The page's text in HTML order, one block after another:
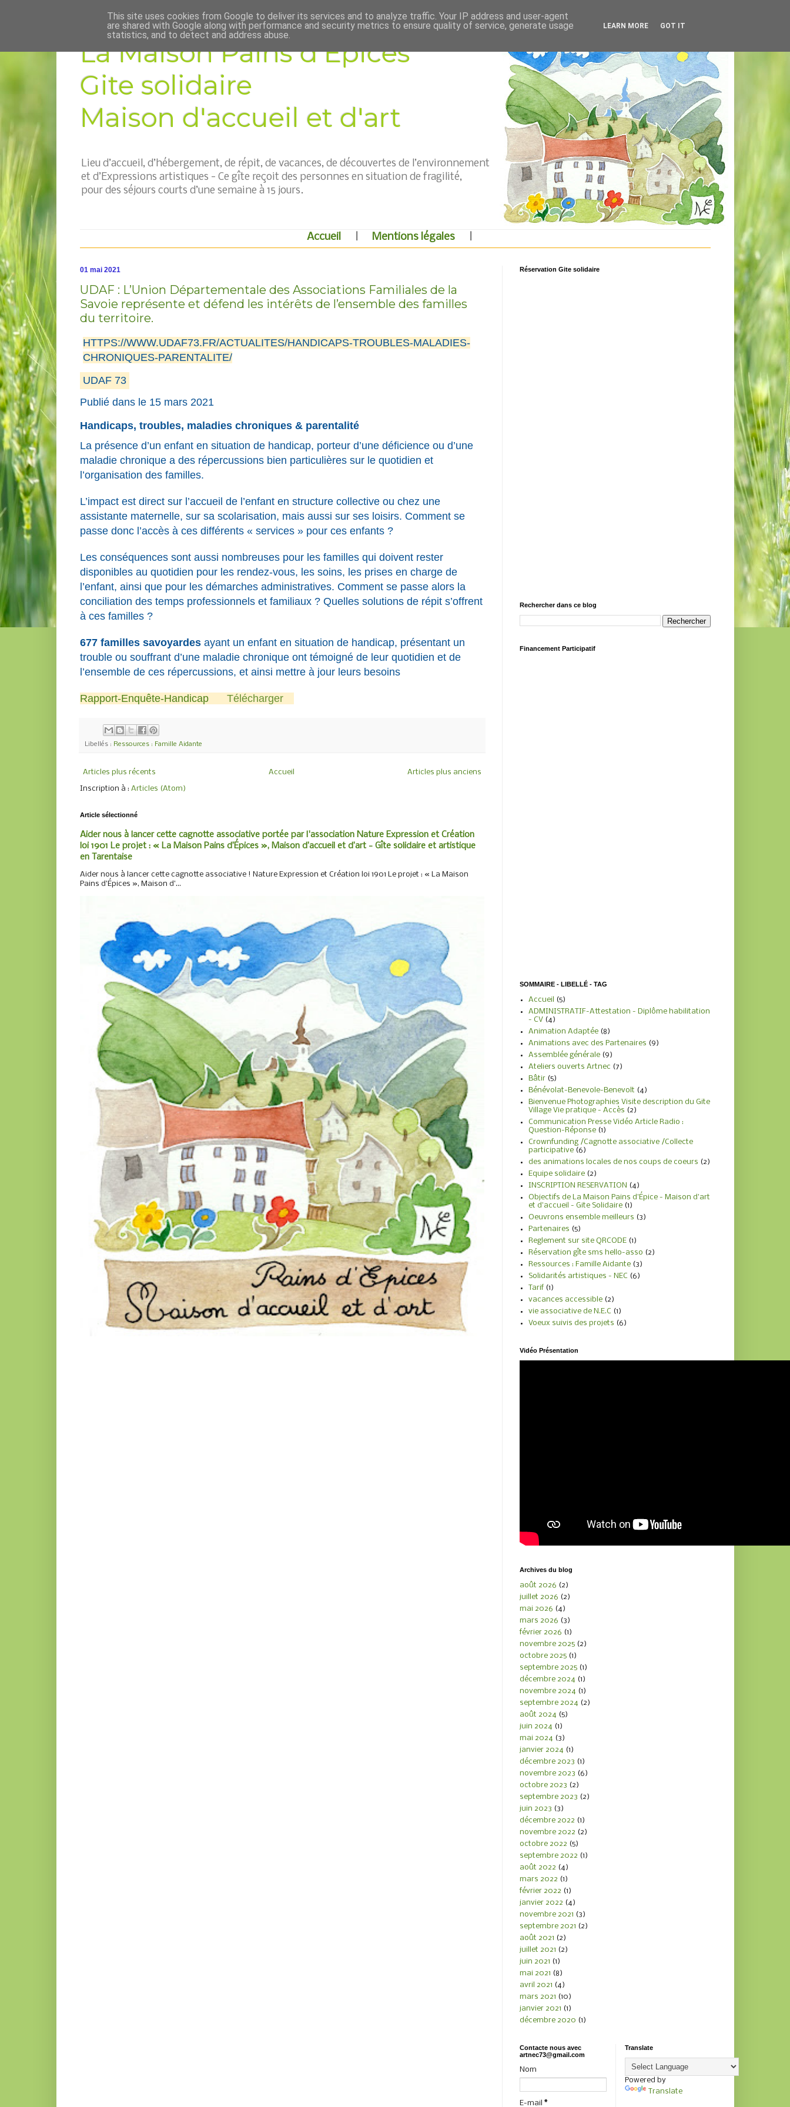
La Maison Pains d'Épices
Gite solidaire
Maison d'accueil et d'art
Lieu d’accueil, d’hébergement, de répit, de vacances, de découvertes de l’environnement
et d’Expressions artistiques - Ce gîte reçoit des personnes en situation de fragilité,
pour des séjours courts d’une semaine à 15 jours.
Accueil Mentions légales
01 mai 2021
UDAF : L’Union Départementale des Associations Familiales de la
Savoie représente et défend les intérêts de l’ensemble des familles
du territoire.
HTTPS://WWW.UDAF73.FR/ACTUALITES/HANDICAPS-TROUBLES-MALADIES-
CHRONIQUES-PARENTALITE/
UDAF 73
Publié dans le 15 mars 2021
Handicaps, troubles, maladies chroniques & parentalité
La présence d’un enfant en situation de handicap, porteur d’une déficience ou d’une
maladie chronique a des répercussions bien particulières sur le quotidien et
l’organisation des familles.
L’impact est direct sur l’accueil de l’enfant en structure collective ou chez une
assistante maternelle, sur sa scolarisation, mais aussi sur ses loisirs. Comment se
passe donc l’accès à ces différents « services » pour ces enfants ?
Les conséquences sont aussi nombreuses pour les familles qui doivent rester
disponibles au quotidien pour les rendez-vous, les soins, les prises en charge de
l’enfant, ainsi que pour les démarches administratives. Comment se passe alors la
conciliation des temps professionnels et familiaux ? Quelles solutions de répit s’offrent
à ces familles ?
677 familles savoyardes ayant un enfant en situation de handicap, présentant un
trouble ou souffrant d’une maladie chronique ont témoigné de leur quotidien et de
l’ensemble de ces répercussions, et ainsi mettre à jour leurs besoins
Rapport-Enquête-Handicap Télécharger
Libellés : Ressources : Famille Aidante
Articles plus récents Articles plus anciens
Accueil
Inscription à : Articles (Atom)
Article sélectionné
Aider nous à lancer cette cagnotte associative portée par l'association Nature Expression et Création
loi 1901 Le projet : « La Maison Pains d’Épices », Maison d’accueil et d’art - Gîte solidaire et artistique
en Tarentaise
Aider nous à lancer cette cagnotte associative ! Nature Expression et Création loi 1901 Le projet : « La Maison
Pains d’Épices », Maison d’...
Réservation Gite solidaire
Rechercher dans ce blog
Financement Participatif
SOMMAIRE - LIBELLÉ - TAG
Accueil
(5)
ADMINISTRATIF-Attestation - Diplôme habilitation
- CV (4)
Animation Adaptée (8)
Animations avec des Partenaires (9)
Assemblée générale (9)
Ateliers ouverts Artnec (7)
Bâtir (5)
Bénévolat-Benevole-Benevolt (4)
Bienvenue Photographies Visite description du Gite
Village Vie pratique - Accès (2)
Communication Presse Vidéo Article Radio :
Question-Réponse (1)
Crownfunding /Cagnotte associative /Collecte
participative (6)
des animations locales de nos coups de coeurs (2)
Equipe solidaire (2)
INSCRIPTION RESERVATION (4)
Objectifs de La Maison Pains d'Épice - Maison d'art
et d'accueil - Gite Solidaire (1)
Oeuvrons ensemble meilleurs (3)
Partenaires (5)
Reglement sur site QRCODE (1)
Réservation gîte sms hello-asso (2)
Ressources : Famille Aidante (3)
Solidarités artistiques - NEC (6)
Tarif (1)
vacances accessible (2)
vie associative de N.E.C (1)
Voeux suivis des projets (6)
Vidéo Présentation
Archives du blog
août 2026 (2)
juillet 2026 (2)
mai 2026 (4)
mars 2026 (3)
février 2026 (1)
novembre 2025(2)
octobre 2025(1)
septembre 2025(1)
décembre 2024 (1)
novembre 2024 (1)
septembre 2024 (2)
août 2024 (5)
juin 2024 (1)
mai 2024 (3)
janvier 2024 (1)
décembre 2023 (1)
novembre 2023 (6)
octobre 2023 (2)
septembre 2023 (2)
juin 2023 (3)
décembre 2022 (1)
novembre 2022 (2)
octobre 2022 (5)
septembre 2022 (1)
août 2022 (4)
mars 2022 (1)
février 2022 (1)
janvier 2022 (4)
novembre 2021 (3)
septembre 2021 (2)
août 2021 (2)
juillet 2021 (2)
juin 2021 (1)
mai 2021 (8)
avril 2021 (4)
mars 2021 (10)
janvier 2021 (1)
décembre 2020 (1)
Contacte nous avec
artnec73@gmail.com
Nom
E-mail *
Translate
Powered by
Translate
This site uses cookies from Google to deliver its services and to analyze traffic. Your IP address and user-agent
are shared with Google along with performance and security metrics to ensure quality of service, generate usage
statistics, and to detect and address abuse.
LEARN MORE GOT IT